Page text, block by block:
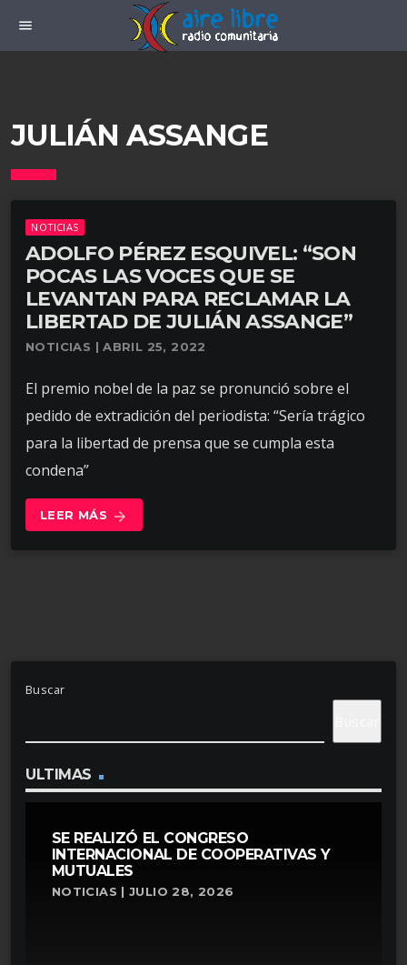
menu
JULIÁN ASSANGE
NOTICIAS
ADOLFO PÉREZ ESQUIVEL: “SON
POCAS LAS VOCES QUE SE
LEVANTAN PARA RECLAMAR LA
LIBERTAD DE JULIÁN ASSANGE”
NOTICIAS | ABRIL 25, 2022
El premio nobel de la paz se pronunció sobre el
pedido de extradición del periodista: “Sería trágico
para la libertad de prensa que se cumpla esta
condena”
LEER MÁS arrow_forward
Buscar
ULTIMAS
SE REALIZÓ EL CONGRESO
INTERNACIONAL DE COOPERATIVAS Y
MUTUALES
NOTICIAS | JULIO 28, 2026